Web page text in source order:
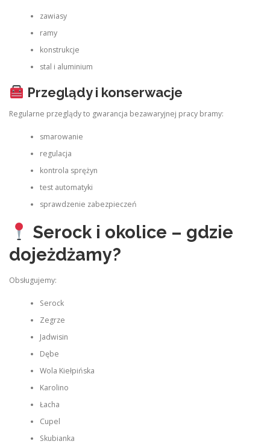
zawiasy
ramy
konstrukcje
stal i aluminium
Przeglądy i konserwacje
Regularne przeglądy to gwarancja bezawaryjnej pracy bramy:
smarowanie
regulacja
kontrola sprężyn
test automatyki
sprawdzenie zabezpieczeń
Serock i okolice – gdzie
dojeżdżamy?
Obsługujemy:
Serock
Zegrze
Jadwisin
Dębe
Wola Kiełpińska
Karolino
Łacha
Cupel
Skubianka